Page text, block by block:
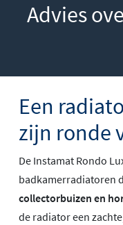
Advies
Een
zijn ronde
De Instamat Rondo
badkamerradiatoren
collectorbuizen en
de radiator een